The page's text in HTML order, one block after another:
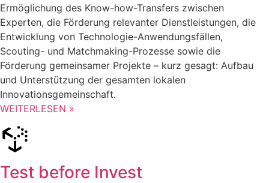
Ermöglichung des Know-how-Transfers zwischen
Experten, die Förderung relevanter Dienstleistungen, die
Entwicklung von Technologie-Anwendungsfällen,
Scouting- und Matchmaking-Prozesse sowie die
Förderung gemeinsamer Projekte – kurz gesagt: Aufbau
und Unterstützung der gesamten lokalen
Innovationsgemeinschaft.
WEITERLESEN »
Test before Invest